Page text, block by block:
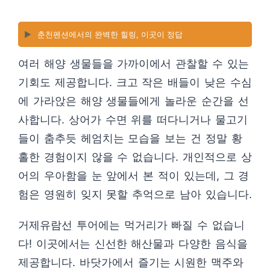
▶️ 춘천펜션에서의 완벽한 힐링, 이곳이 정답
여러 해양 생물들을 가까이에서 관찰할 수 있는
기회도 제공합니다. 크고 작은 배들이 낮은 수심
에 가라앉은 해양 생물들에게 놀라운 순간을 선
사합니다. 상어가 수면 위를 떠다니거나 물고기
들이 춤추듯 헤엄치는 모습을 보는 건 정말 황
홀한 경험이지 않을 수 없습니다. 개인적으로 상
어의 우아함을 눈 앞에서 본 적이 있는데, 그 경
험은 영원히 잊지 못할 추억으로 남아 있습니다.
거제유람선 투어에는 먹거리가 빠질 수 없습니
다! 이곳에서는 신선한 해산물과 다양한 음식을
제공합니다. 바닷가에서 즐기는 시원한 맥주와